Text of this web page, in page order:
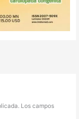
Los campos